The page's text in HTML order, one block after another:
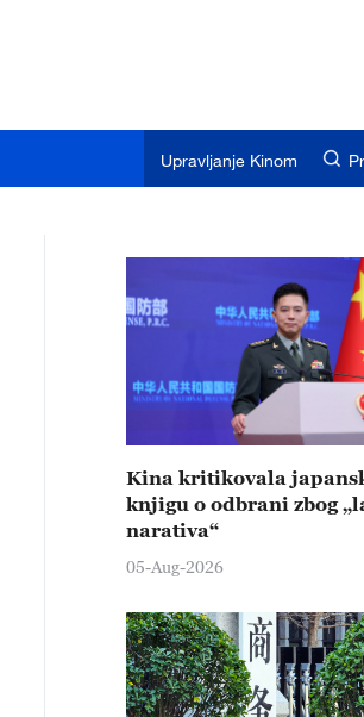
Upravljanje Kinom
Kina kritikovala
knjigu o odbrani zbog
narativa“
05-Aug-2026